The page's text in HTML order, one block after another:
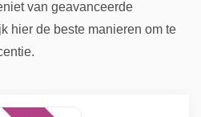
van geavanceerde
hier de beste manieren om te